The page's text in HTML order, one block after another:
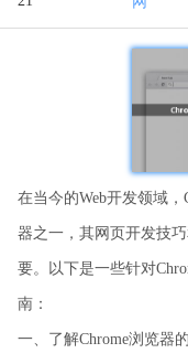
在当今的Web开发领域
器之一，其网页开发技
要。以下是一些针对
南：
一、了解Chrome浏览器